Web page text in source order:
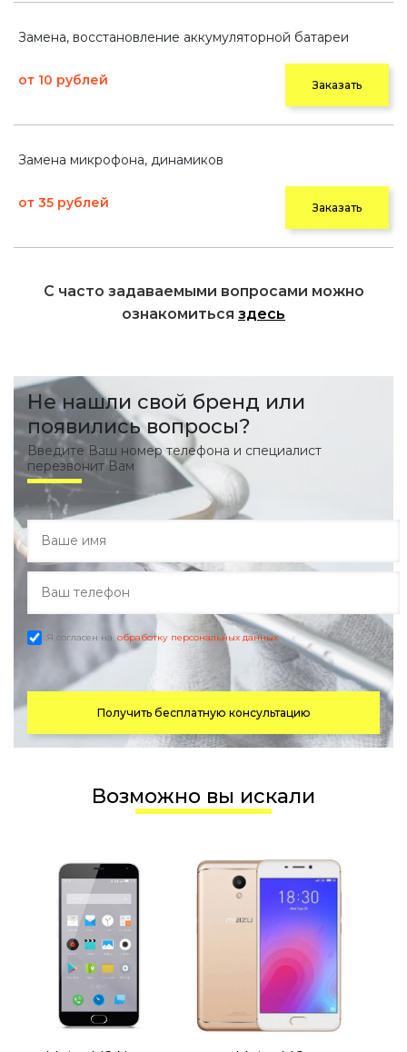
Замена, восстановление аккумуляторной батареи
от 10 рублей Заказать
Замена микрофона, динамиков
от 35 рублей Заказать
С часто задаваемыми вопросами можно
ознакомиться здесь
Не нашли свой бренд или
появились вопросы?
Введите Ваш номер телефона и специалист
перезвонит Вам
Я согласен на обработку персональных данных
Получить бесплатную консультацию
Возможно вы искали